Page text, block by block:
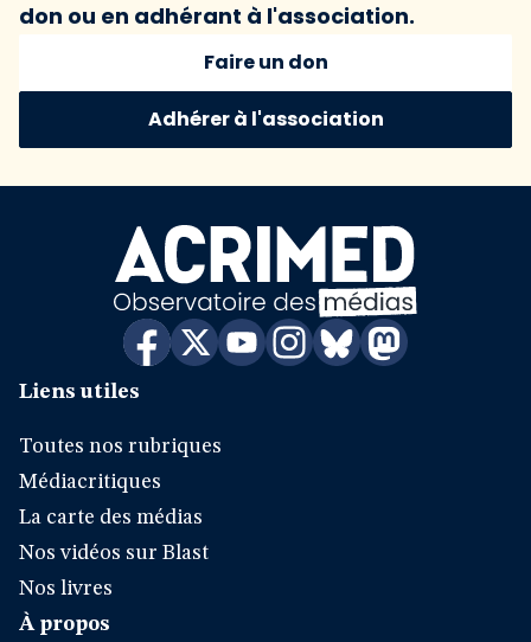
don ou en adhérant à l'association.
Faire un don
Adhérer à l'association
Liens utiles
Toutes nos rubriques
Médiacritiques
La carte des médias
Nos vidéos sur Blast
Nos livres
À propos